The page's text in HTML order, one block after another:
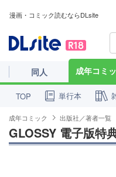
漫画・コミック読むならDLsite
同人 成年コミ
TOP 単行本
成年コミック 出版社／著者一覧
GLOSSY 電子版特